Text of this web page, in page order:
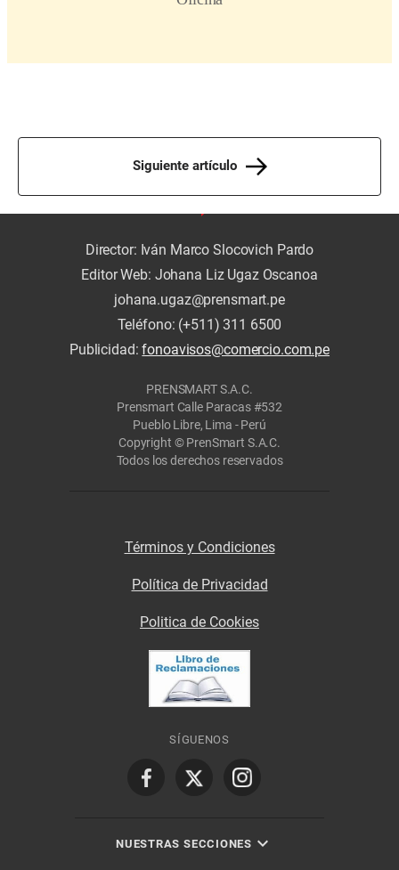
Siguiente artículo
Director: Iván Marco Slocovich Pardo
Editor Web: Johana Liz Ugaz Oscanoa
johana.ugaz@prensmart.pe
Teléfono: (+511) 311 6500
Publicidad:fonoavisos@comercio.com.pe
PRENSMART S.A.C.
Prensmart Calle Paracas #532
Pueblo Libre, Lima - Perú
Copyright © PrenSmart S.A.C.
Todos los derechos reservados
Términos y Condiciones
Política de Privacidad
Politica de Cookies
SÍGUENOS
NUESTRAS SECCIONES